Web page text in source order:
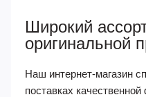
Широкий
оригинальной
Наш интернет-магазин
поставках